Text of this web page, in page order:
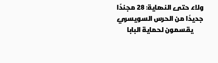
ولاء حتى النهاية: 28 مجندًا
جديدًا من الحرس السويسري
يقسمون لحماية البابا